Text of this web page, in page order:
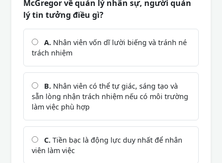
McGregor về quản lý nhân sự, người quản
lý tin tưởng điều gì?
A. Nhân viên vốn dĩ lười biếng và tránh né
trách nhiệm
B. Nhân viên có thể tự giác, sáng tạo và
sẵn lòng nhận trách nhiệm nếu có môi trường
làm việc phù hợp
C. Tiền bạc là động lực duy nhất để nhân
viên làm việc